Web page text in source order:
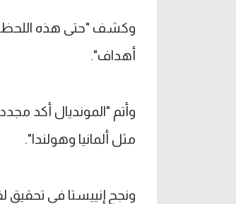
أهداف".
وأتم "المونديال أكد
مثل ألمانيا وهولندا".